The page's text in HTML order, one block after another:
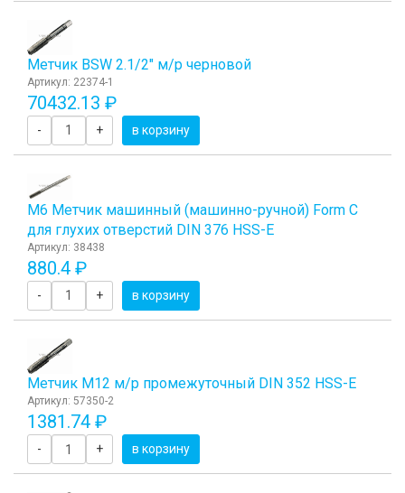
Метчик BSW 2.1/2" м/р черновой
Артикул: 22374-1
70432.13 ₽
- + в корзину
М6 Метчик машинный (машинно-ручной) Form C
для глухих отверстий DIN 376 HSS-E
Артикул: 38438
880.4 ₽
- + в корзину
Метчик М12 м/р промежуточный DIN 352 HSS-E
Артикул: 57350-2
1381.74 ₽
- + в корзину